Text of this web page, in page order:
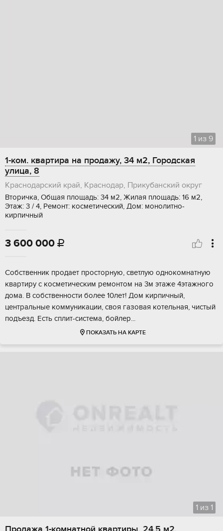
1 из 9
1-ком. квартира на продажу, 34 м2, Городская
улица, 8
Краснодарский край, Краснодар, Прикубанский округ
Вторичка, Общая площадь: 34 м2, Жилая площадь: 16 м2,
Этаж: 3 / 4, Ремонт: косметический, Дом: монолитно-
кирпичный
3 600 000 
Собственник продает просторную, светлую однокомнатную
квартиру с косметическим ремонтом на 3м этаже 4этажного
дома. В собственности более 10лет! Дом кирпичный,
центральные коммуникации, своя газовая котельная, чистый
подъезд. Есть сплит-система, бойлер...
ПОКАЗАТЬ НА КАРТЕ
1 из 1